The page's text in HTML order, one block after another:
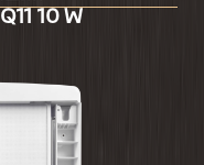
10 W